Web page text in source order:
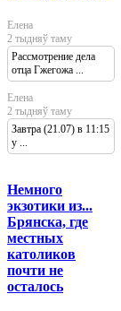
Елена
2 тыдняў таму
Рассмотрение дела
отца Гжегожа ...
Елена
2 тыдняў таму
Завтра (21.07) в 11:15
у ...
Немного
экзотики из...
Брянска, где
местных
католиков
почти не
осталось